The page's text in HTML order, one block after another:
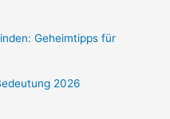
Geheimtipps für
2026